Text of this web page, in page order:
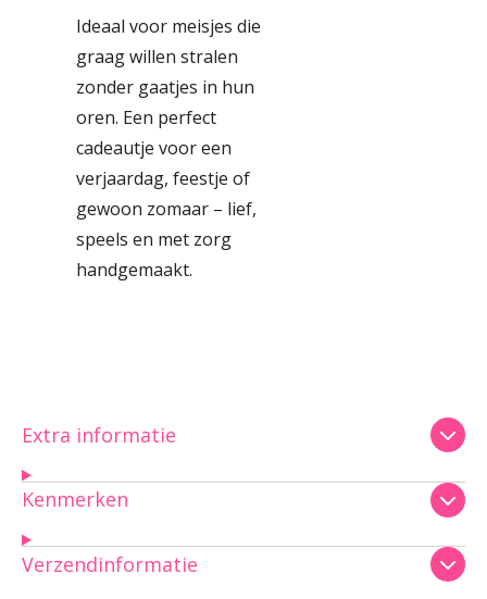
Ideaal voor meisjes die
graag willen stralen
zonder gaatjes in hun
oren. Een perfect
cadeautje voor een
verjaardag, feestje of
gewoon zomaar – lief,
speels en met zorg
handgemaakt.
Extra informatie
Kenmerken
Verzendinformatie